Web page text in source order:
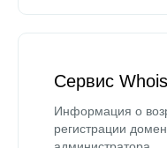
Сервис Whois
Информация о
регистрации